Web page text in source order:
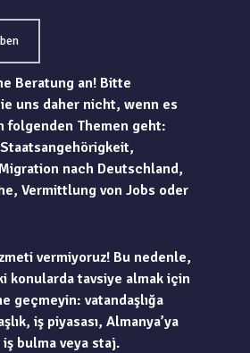
Beratung an! Bitte
uns daher nicht, wenn es
folgenden Themen geht:
nach Deutschland,
Vermittlung von Jobs oder
vermiyoruz! Bu nedenle,
konularda tavsiye almak için
geçmeyin: vatandaşlığa
iş piyasası, Almanya’ya
bulma veya staj.